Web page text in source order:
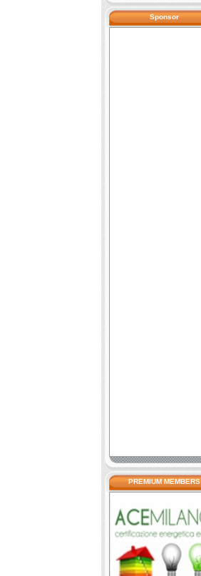
Sponsor
PREMIUM MEMBERS